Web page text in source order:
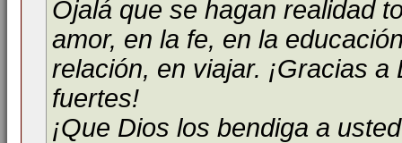
Ojalá que se hagan realidad
amor, en la fe, en la
relación, en viajar. ¡Gracias
fuertes!
¡Que Dios los bendiga a